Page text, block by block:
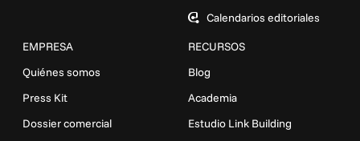
Calendarios editoriales
EMPRESA
Quiénes somos
Press Kit
Dossier comercial
RECURSOS
Blog
Academia
Estudio Link Building